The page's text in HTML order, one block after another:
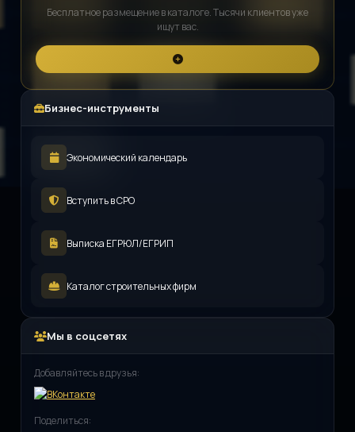
Бесплатное размещение в каталоге. Тысячи клиентов уже
ищут вас.
Бизнес-инструменты
Экономический календарь
Вступить в СРО
Выписка ЕГРЮЛ/ЕГРИП
Каталог строительных фирм
Мы в соцсетях
Добавляйтесь в друзья:
Поделиться: